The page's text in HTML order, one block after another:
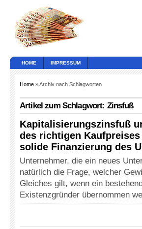
HOME IMPRESSUM
Home » Archiv nach Schlagworten
Artikel zum Schlagwort: Zinsfuß
Kapitalisierungszinsfuß
des richtigen
solide Finanzierung des
Unternehmer, die ein neues
natürlich die Frage, welcher
Gleiches gilt, wenn ein
Existenzgründer übernommen